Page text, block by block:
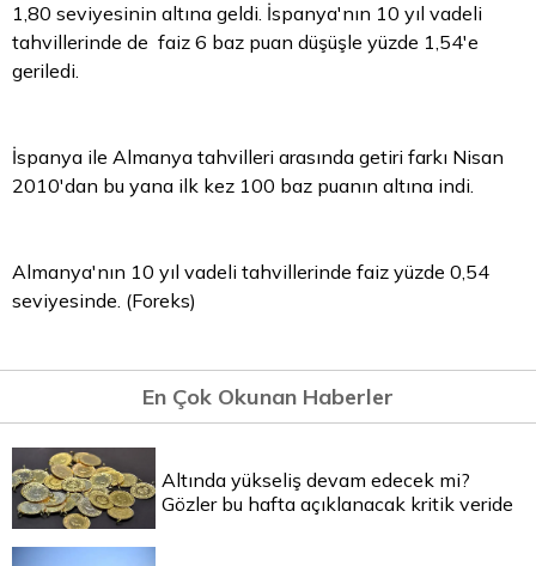
1,80 seviyesinin altına geldi. İspanya'nın 10 yıl vadeli
tahvillerinde de faiz 6 baz puan düşüşle yüzde 1,54'e
geriledi.
İspanya ile Almanya tahvilleri arasında getiri farkı Nisan
2010'dan bu yana ilk kez 100 baz puanın altına indi.
Almanya'nın 10 yıl vadeli tahvillerinde faiz yüzde 0,54
seviyesinde. (Foreks)
En Çok Okunan Haberler
Altında yükseliş devam edecek mi?
Gözler bu hafta açıklanacak kritik veride